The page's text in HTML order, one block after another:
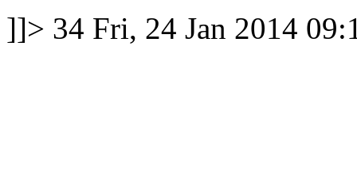
]]> 34 Fri, 24 Jan 2014